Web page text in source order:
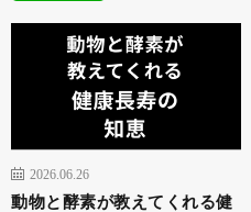
2026.06.26
動物と酵素が教えてくれる健